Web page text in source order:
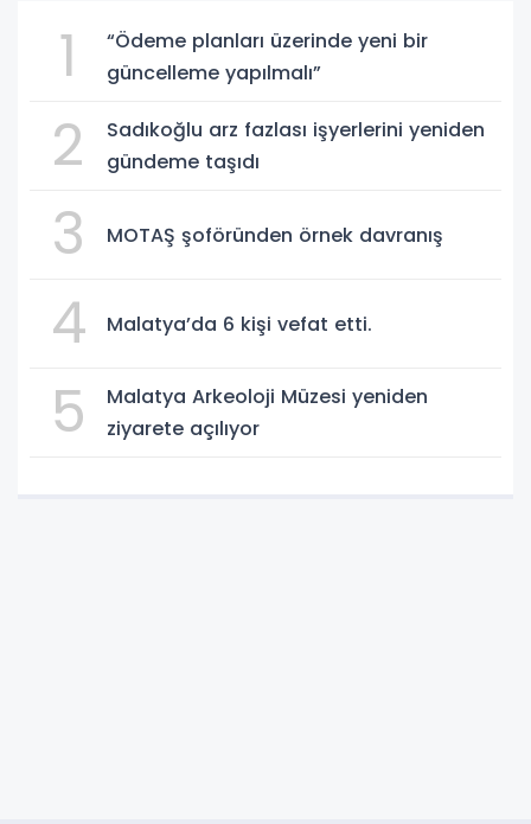
1
“Ödeme planları üzerinde yeni bir
güncelleme yapılmalı”
2
Sadıkoğlu arz fazlası işyerlerini yeniden
gündeme taşıdı
3 MOTAŞ şoföründen örnek davranış
4 Malatya’da 6 kişi vefat etti.
5
Malatya Arkeoloji Müzesi yeniden
ziyarete açılıyor